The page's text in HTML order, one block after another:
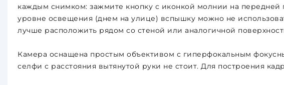
каждым снимком: зажмите кнопку с иконкой молнии на передней
уровне освещения (днем на улице) вспышку можно не
лучше расположить рядом со стеной или аналогичной
Камера оснащена простым объективом с гиперфокальным
селфи с расстояния вытянутой руки не стоит. Для построения